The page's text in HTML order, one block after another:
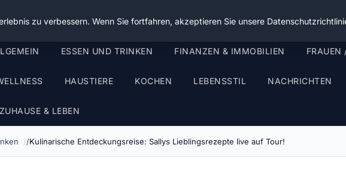
ESSEN UND TRINKEN FINANZEN & IMMOBILIEN FRAUEN
HAUSTIERE KOCHEN LEBENSSTIL NACHRICHTEN
ZUHAUSE & LEBEN
Kulinarische Entdeckungsreise: Sallys Lieblingsrezepte live auf Tour!
zu verbessern. Wenn Sie fortfahren, akzeptieren Sie unsere